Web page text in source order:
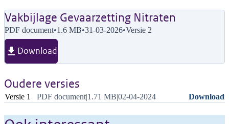
Vakbijlage Gevaarzetting Nitraten
PDF document•1.6 MB•31-03-2026•Versie 2
Download
Oudere versies
Versie MetaActies
Versie 1 PDF document|1.71 MB|02-04-2024 Download